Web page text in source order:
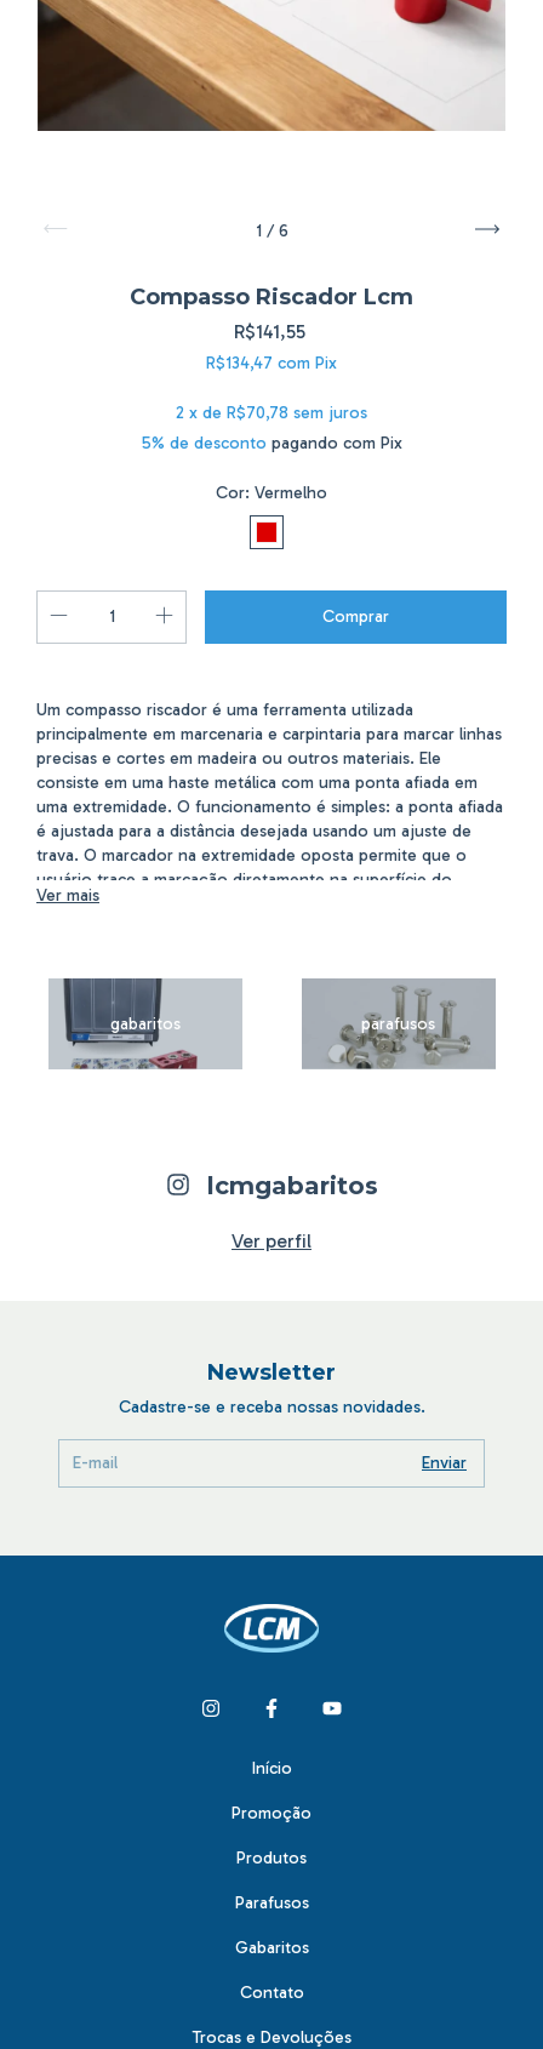
1/6
Compasso Riscador Lcm
R$141,55
R$134,47 com Pix
2 x de R$70,78 sem juros
5% de desconto pagando com Pix
Cor: Vermelho
Um compasso riscador é uma ferramenta utilizada
principalmente em marcenaria e carpintaria para marcar linhas
precisas e cortes em madeira ou outros materiais. Ele
consiste em uma haste metálica com uma ponta afiada em
uma extremidade. O funcionamento é simples: a ponta afiada
é ajustada para a distância desejada usando um ajuste de
trava. O marcador na extremidade oposta permite que o
usuário trace a marcação diretamente na superfície do
material, facilitando o trabalho de medição e marcação em
CANETA!
Ver mais
gabaritos parafusos
lcmgabaritos
Ver perfil
Newsletter
Cadastre-se e receba nossas novidades.
Início
Promoção
Produtos
Parafusos
Gabaritos
Contato
Trocas e Devoluções